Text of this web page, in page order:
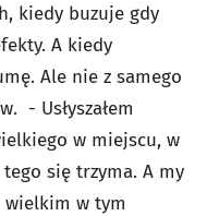
kiedy buzuje gdy
A kiedy
Ale nie z samego
- Usłyszałem
w miejscu, w
się trzyma. A my
wielkim w tym